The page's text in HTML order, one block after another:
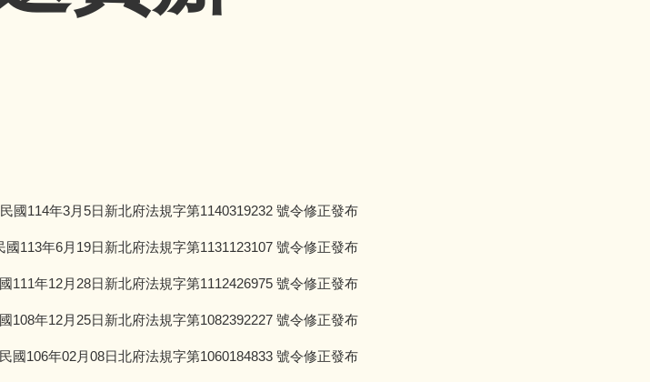
國114年3月5日新北府法規字第1140319232 號令修正發布
國113年6月19日新北府法規字第1131123107 號令修正發布
111年12月28日新北府法規字第1112426975 號令修正發布
108年12月25日新北府法規字第1082392227 號令修正發布
國106年02月08日北府法規字第1060184833 號令修正發布